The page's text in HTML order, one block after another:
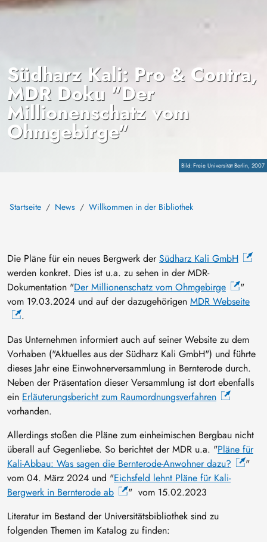
CopyrightFreie Universität Berlin, 2007
Südharz Kali: Pro & Contra,
MDR Doku "Der
Millionenschatz vom
Ohmgebirge"
Startseite News Willkommen in der Bibliothek
Die Pläne für ein neues Bergwerk derSüdharz Kali GmbH
werden konkret. Dies ist u.a. zu sehen in der MDR-
Dokumentation "Der Millionenschatz vom Ohmgebirge
"
vom 19.03.2024 und auf der dazugehörigen MDR Webseite
.
Das Unternehmen informiert auch auf seiner Website zu dem
Vorhaben ("Aktuelles aus der Südharz Kali GmbH") und führte
dieses Jahr eine Einwohnerversammlung in Bernterode durch.
Neben der Präsentation dieser Versammlung ist dort ebenfalls
ein Erläuterungsbericht zum Raumordnungsverfahren
vorhanden.
Allerdings stoßen die Pläne zum einheimischen Bergbau nicht
überall auf Gegenliebe. So berichtet der MDR u.a. "Pläne für
Kali-Abbau: Was sagen die Bernterode-Anwohner dazu?
"
vom 04. März 2024 und "Eichsfeld lehnt Pläne für Kali-
Bergwerk in Bernterode ab
" vom 15.02.2023
Literatur im Bestand der Universitätsbibliothek sind zu
folgenden Themen im Katalog zu finden: